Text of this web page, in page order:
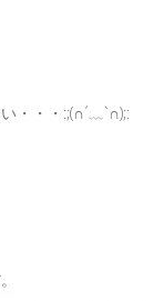
・・・:;(∩´﹏`∩);: